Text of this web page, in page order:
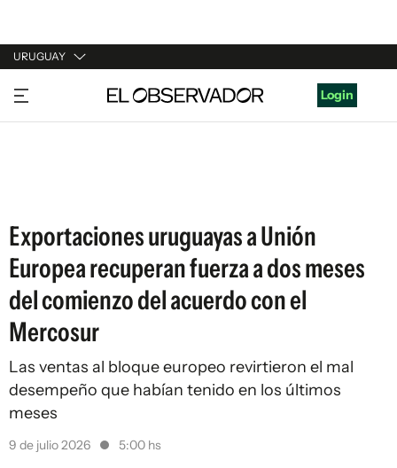
URUGUAY
URUGUAY
ARGENTINA
Login
Exportaciones uruguayas a Unión
Europea recuperan fuerza a dos meses
del comienzo del acuerdo con el
Mercosur
Las ventas al bloque europeo revirtieron el mal
desempeño que habían tenido en los últimos
meses
9 de julio 2026 5:00 hs